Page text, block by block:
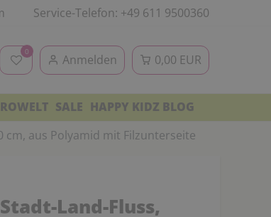
Service-Telefon: +49 611 9500360
0
Anmelden 0,00 EUR
SALE HAPPY KIDZ BLOG
cm, aus Polyamid mit Filzunterseite
Land-Fluss,